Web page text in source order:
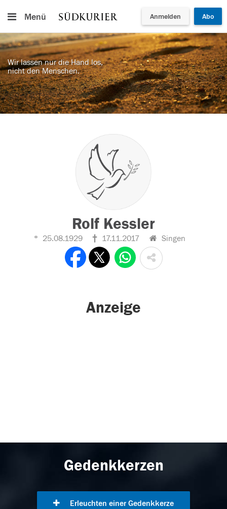
Menü Anmelden Abo
Wir lassen nur die Hand los,
nicht den Menschen.
Rolf Kessler
25.08.1929 17.11.2017 Singen
Anzeige
Gedenkkerzen
Erleuchten einer Gedenkkerze